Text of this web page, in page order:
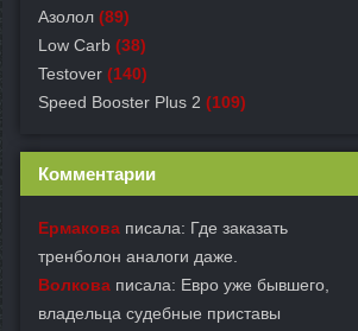
Азолол (89)
Low Carb (38)
Testover (140)
Speed Booster Plus 2 (109)
Комментарии
Ермакова писала: Где заказать
тренболон аналоги даже.
Волкова писала: Евро уже бывшего,
владельца судебные приставы